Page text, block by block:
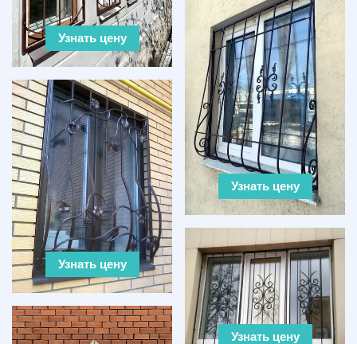
Узнать цену
Узнать цену
Узнать цену
Узнать цену